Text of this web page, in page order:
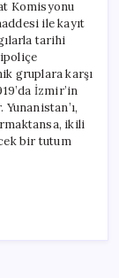
Komisyonu
ile kayıt
tarihi
gruplara karşı
İzmir’in
ikili
bir tutum